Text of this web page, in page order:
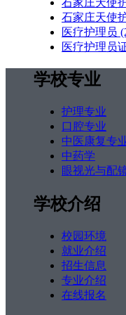
石家庄天使
医疗护理员
医疗护理员
学校专业
护理专业
口腔专业
中医康复专
中药学
眼视光与配
学校介绍
校园环境
就业介绍
招生信息
专业介绍
在线报名